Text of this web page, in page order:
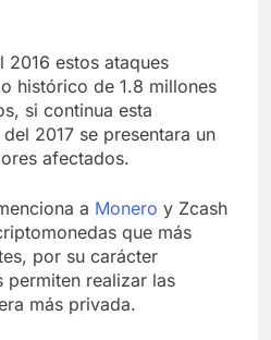
2016 estos ataques
histórico de 1.8 millones
si continua esta
2017 se presentara un
afectados.
a Monero y Zcash
que más
por su carácter
permiten realizar las
más privada.